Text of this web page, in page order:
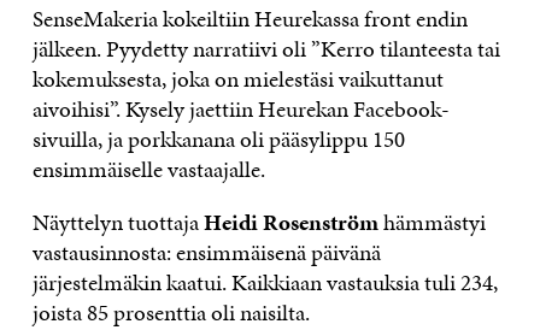
SenseMakeria kokeiltiin Heurekassa front endin
jälkeen. Pyydetty narratiivi oli ”Kerro tilanteesta tai
kokemuksesta, joka on mielestäsi vaikuttanut
aivoihisi”. Kysely jaettiin Heurekan Facebook-
sivuilla, ja porkkanana oli pääsylippu 150
ensimmäiselle vastaajalle.
Näyttelyn tuottajaHeidi Rosenströmhämmästyi
vastausinnosta: ensimmäisenä päivänä
järjestelmäkin kaatui. Kaikkiaan vastauksia tuli 234,
joista 85 prosenttia oli naisilta.